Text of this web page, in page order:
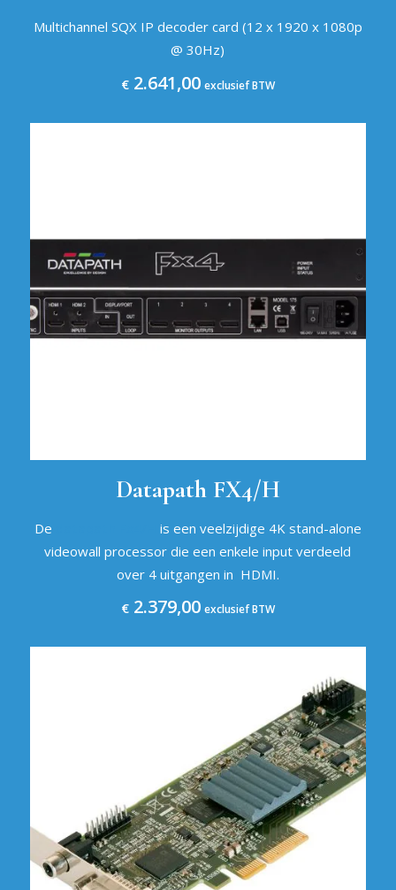
Multichannel SQX IP decoder card (12 x 1920 x 1080p
@ 30Hz)
€2.641,00 exclusief BTW
Datapath FX4/H
De
is een veelzijdige 4K stand-alone
videowall processor die een enkele input verdeeld
over 4 uitgangen in HDMI.
€2.379,00 exclusief BTW